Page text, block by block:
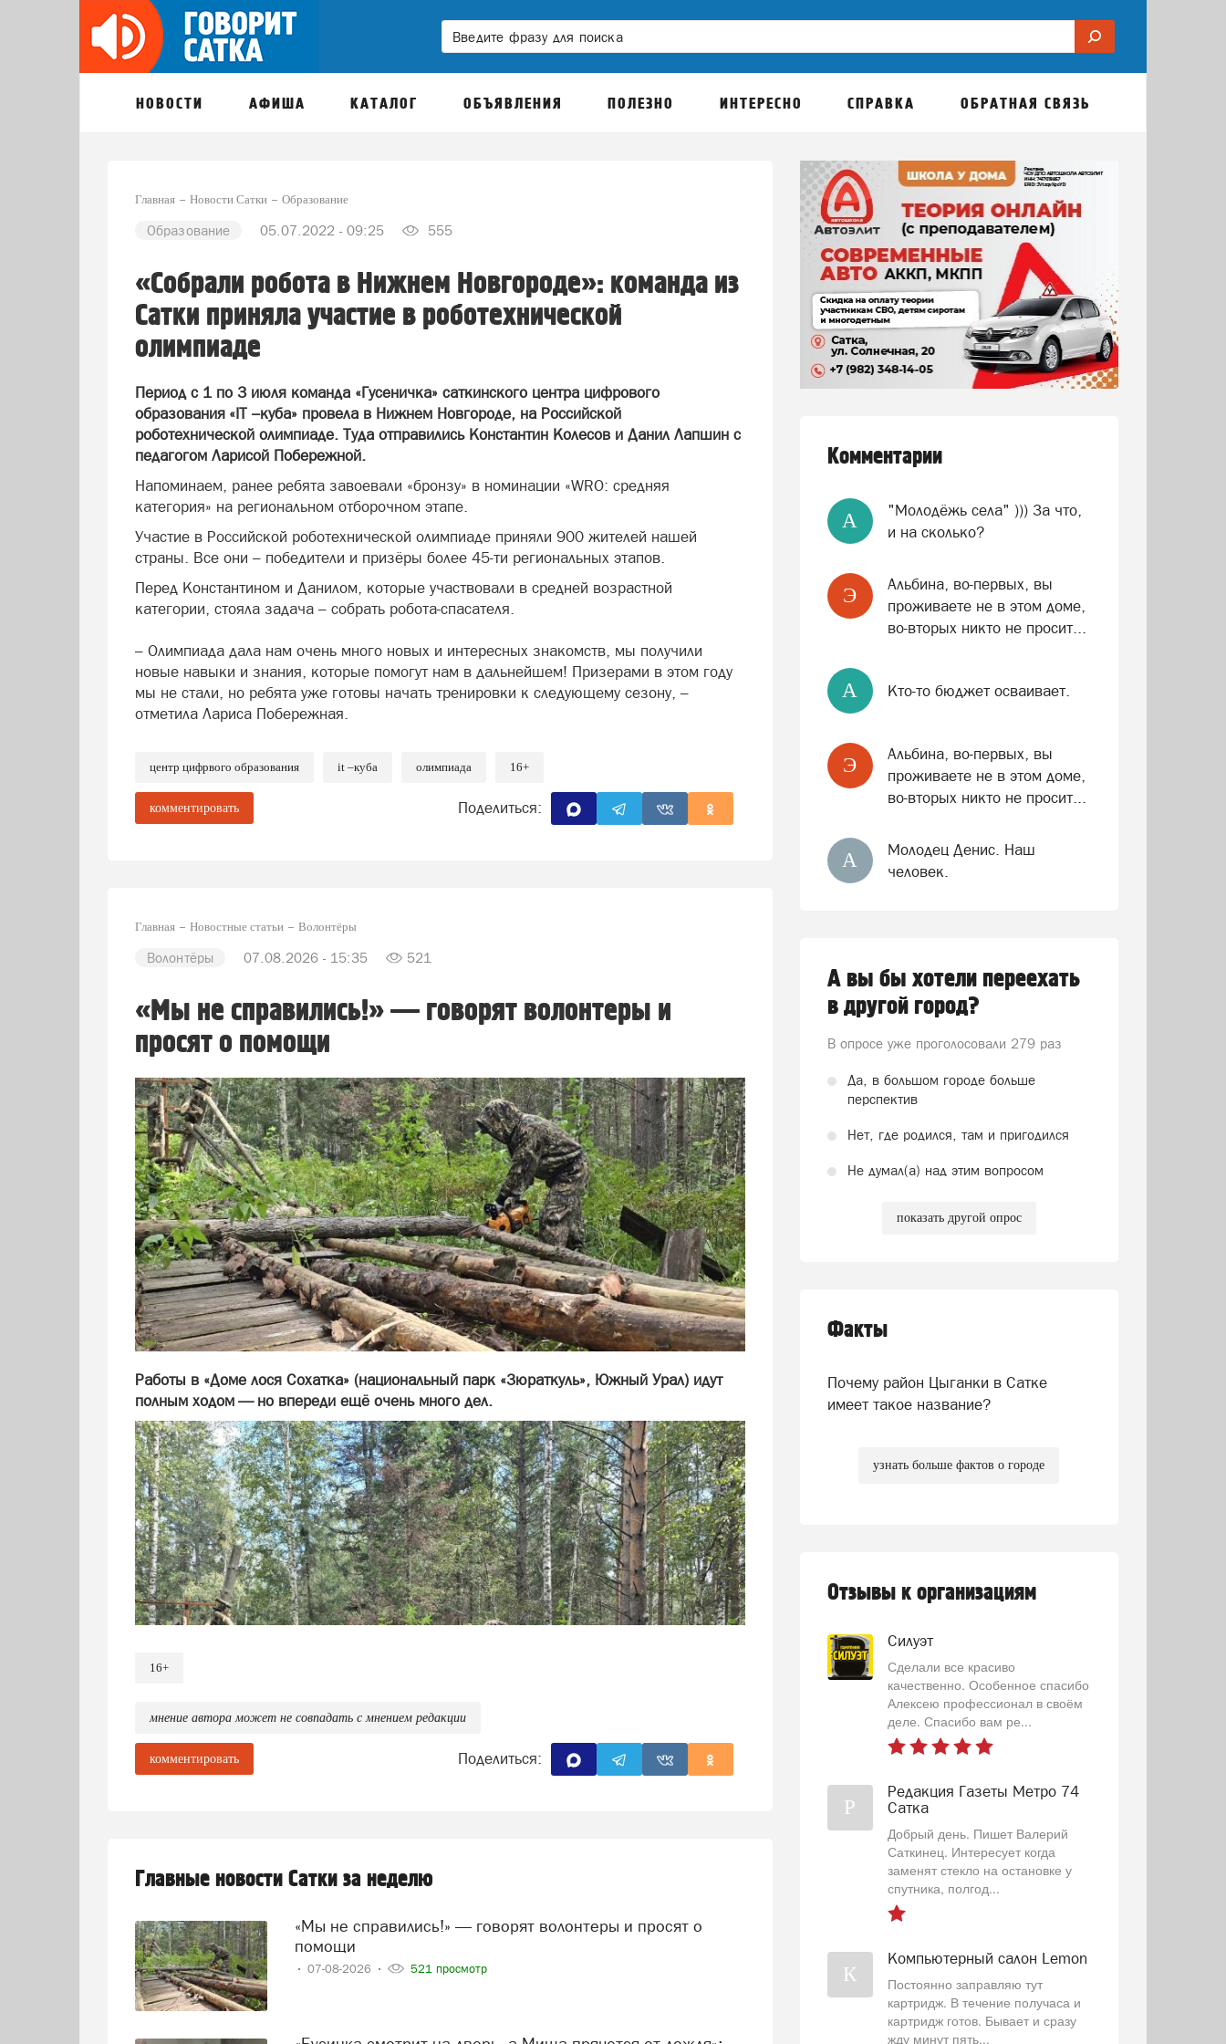
НОВОСТИ АФИША КАТАЛОГ ОБЪЯВЛЕНИЯ ПОЛЕЗНО ИНТЕРЕСНО СПРАВКА ОБРАТНАЯ СВЯЗЬ
Главная Новости Сатки Образование
Образование 05.07.2022 - 09:25 555
«Собрали робота в Нижнем Новгороде»: команда из
Сатки приняла участие в роботехнической
олимпиаде
Период с 1 по 3 июля команда «Гусеничка» саткинского центра цифрового
образования «IT –куба» провела в Нижнем Новгороде, на Российской
роботехнической олимпиаде. Туда отправились Константин Колесов и Данил Лапшин с
педагогом Ларисой Побережной.
Напоминаем, ранее ребята завоевали «бронзу» в номинации «WRO: средняя
категория» на региональном отборочном этапе.
Участие в Российской роботехнической олимпиаде приняли 900 жителей нашей
страны. Все они – победители и призёры более 45-ти региональных этапов.
Перед Константином и Данилом, которые участвовали в средней возрастной
категории, стояла задача – собрать робота-спасателя.
– Олимпиада дала нам очень много новых и интересных знакомств, мы получили
новые навыки и знания, которые помогут нам в дальнейшем! Призерами в этом году
мы не стали, но ребята уже готовы начать тренировки к следующему сезону, –
отметила Лариса Побережная.
центр цифрвого образования it –куба олимпиада 16+
комментировать Поделиться:
Главная Новостные статьи Волонтёры
Волонтёры 07.08.2026 - 15:35 521
«Мы не справились!» — говорят волонтеры и
просят о помощи
Работы в «Доме лося Сохатка» (национальный парк «Зюраткуль», Южный Урал) идут
полным ходом — но впереди ещё очень много дел.
16+
мнение автора может не совпадать с мнением редакции
комментировать Поделиться:
Главные новости Сатки за неделю
«Мы не справились!» — говорят волонтеры и просят о
помощи
07-08-2026 521 просмотр
Комментарии
A
"Молодёжь села" ))) За что,
и на сколько?
Э
Альбина, во-первых, вы
проживаете не в этом доме,
во-вторых никто не просит...
A Кто-то бюджет осваивает.
Э
Альбина, во-первых, вы
проживаете не в этом доме,
во-вторых никто не просит...
А
Молодец Денис. Наш
человек.
А вы бы хотели переехать
в другой город?
В опросе уже проголосовали 279 раз
Да, в большом городе больше
перспектив
Нет, где родился, там и пригодился
Не думал(а) над этим вопросом
показать другой опрос
Факты
Почему район Цыганки в Сатке
имеет такое название?
узнать больше фактов о городе
Отзывы к организациям
Силуэт
Сделали все красиво
качественно. Особенное спасибо
Алексею профессионал в своём
деле. Спасибо вам ре...
Р
Редакция Газеты Метро 74
Сатка
Добрый день. Пишет Валерий
Саткинец. Интересует когда
заменят стекло на остановке у
спутника, полгод...
К
Компьютерный салон Lemon
Постоянно заправляю тут
картридж. В течение получаса и
картридж готов. Бывает и сразу
жду минут пять...